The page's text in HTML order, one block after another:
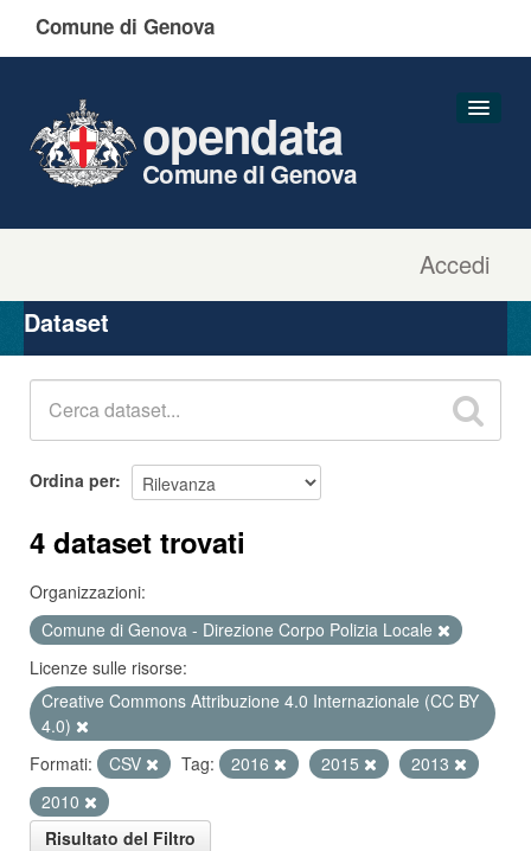
Comune di Genova
Accedi
opendata
Comune di Genova
Organizzazioni
Gruppi
Dataset
Ordina per
4 dataset trovati
Organizzazioni:
Comune di Genova - Direzione Corpo Polizia Locale
Licenze sulle risorse:
Creative Commons Attribuzione 4.0 Internazionale (CC BY
4.0)
Formati:
CSV Tag: 2016 2015
2013
2010
Risultato del Filtro